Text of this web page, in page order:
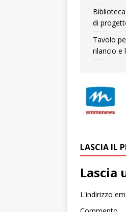
di
Tavolo
rilancio e
LASCIA IL
Lascia
L'indirizzo